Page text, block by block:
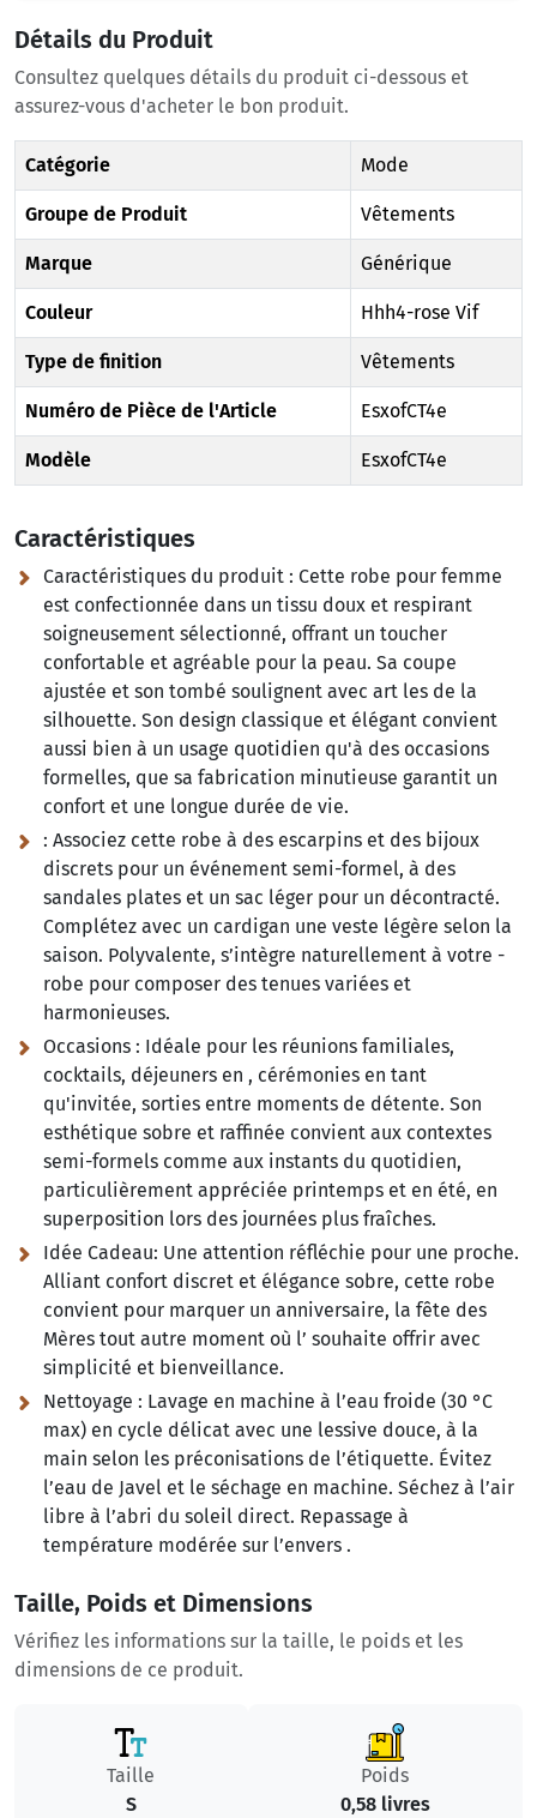
Détails du Produit
Consultez quelques détails du produit ci-dessous et
assurez-vous d'acheter le bon produit.
Catégorie Mode
Groupe de Produit Vêtements
Marque Générique
Couleur Hhh4-rose Vif
Type de finition Vêtements
Numéro de Pièce de l'Article EsxofCT4e
Modèle EsxofCT4e
Caractéristiques
Caractéristiques du produit : Cette robe pour femme
est confectionnée dans un tissu doux et respirant
soigneusement sélectionné, offrant un toucher
confortable et agréable pour la peau. Sa coupe
ajustée et son tombé soulignent avec art les de la
silhouette. Son design classique et élégant convient
aussi bien à un usage quotidien qu'à des occasions
formelles, que sa fabrication minutieuse garantit un
confort et une longue durée de vie.
: Associez cette robe à des escarpins et des bijoux
discrets pour un événement semi-formel, à des
sandales plates et un sac léger pour un décontracté.
Complétez avec un cardigan une veste légère selon la
saison. Polyvalente, s’intègre naturellement à votre -
robe pour composer des tenues variées et
harmonieuses.
Occasions : Idéale pour les réunions familiales,
cocktails, déjeuners en , cérémonies en tant
qu'invitée, sorties entre moments de détente. Son
esthétique sobre et raffinée convient aux contextes
semi-formels comme aux instants du quotidien,
particulièrement appréciée printemps et en été, en
superposition lors des journées plus fraîches.
Idée Cadeau: Une attention réfléchie pour une proche.
Alliant confort discret et élégance sobre, cette robe
convient pour marquer un anniversaire, la fête des
Mères tout autre moment où l’ souhaite offrir avec
simplicité et bienveillance.
Nettoyage : Lavage en machine à l’eau froide (30 °C
max) en cycle délicat avec une lessive douce, à la
main selon les préconisations de l’étiquette. Évitez
l’eau de Javel et le séchage en machine. Séchez à l’air
libre à l’abri du soleil direct. Repassage à
température modérée sur l’envers .
Taille, Poids et Dimensions
Vérifiez les informations sur la taille, le poids et les
dimensions de ce produit.
Taille
S
Poids
0,58 livres